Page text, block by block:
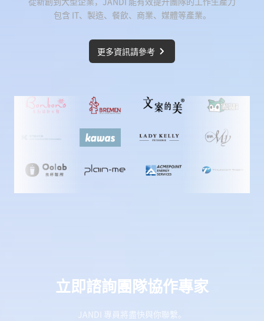
包含 IT、製造、餐飲、商業、媒體等產業。
更多資訊請參考
立即諮詢團隊協作專家
JANDI 專員將盡快與你聯繫。